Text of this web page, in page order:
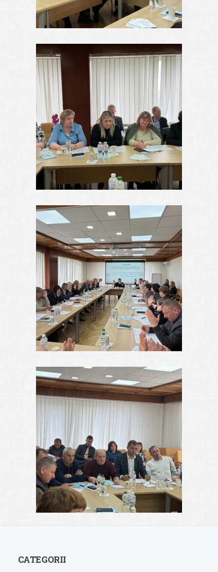
CATEGORII